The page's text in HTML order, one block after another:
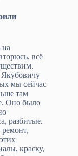
на
всё
мы сейчас
там
Оно было
разбитые.
краску,